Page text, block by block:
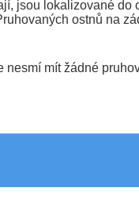
jsou lokalizované do
ostnů na
nesmí mít žádné